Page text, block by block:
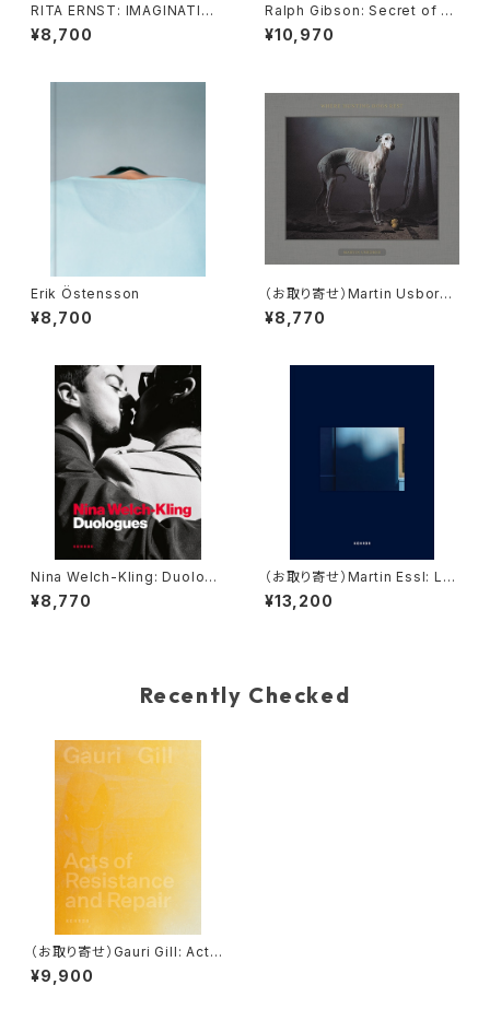
RITA ERNST: IMAGINATION
MIES
¥8,700
Ralph Gibson: Secret of Li
ght
¥10,970
Erik Östensson
¥8,700
（お取り寄せ）Martin Usborne
『Where hunting dogs rest』
¥8,770
Nina Welch-Kling: Duologu
es
¥8,770
（お取り寄せ）Martin Essl: Le
bateau ivre Paris 2019–202
3
¥13,200
Recently Checked
（お取り寄せ）Gauri Gill: Acts
of Resistance and Repair
¥9,900